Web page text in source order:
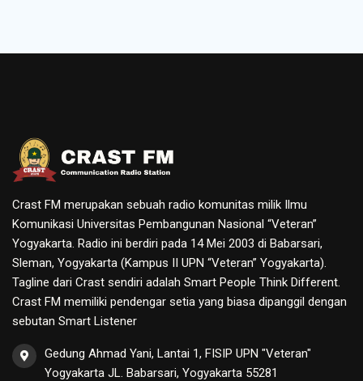
Crast FM merupakan sebuah radio komunitas milik Ilmu
Komunikasi Universitas Pembangunan Nasional “Veteran”
Yogyakarta. Radio ini berdiri pada 14 Mei 2003 di Babarsari,
Sleman, Yogyakarta (Kampus II UPN “Veteran” Yogyakarta).
Tagline dari Crast sendiri adalah Smart People Think Different.
Crast FM memiliki pendengar setia yang biasa dipanggil dengan
sebutan Smart Listener
Gedung Ahmad Yani, Lantai 1, FISIP UPN "Veteran"
Yogyakarta JL. Babarsari, Yogyakarta 55281